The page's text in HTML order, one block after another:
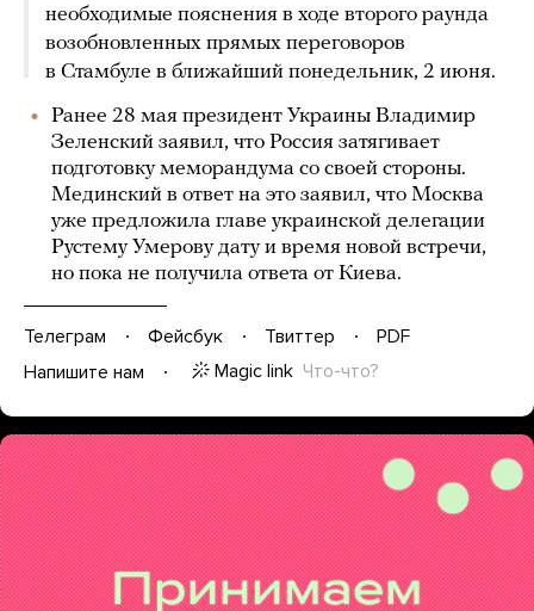
необходимые пояснения в ходе второго раунда
возобновленных прямых переговоров
в Стамбуле в ближайший понедельник, 2 июня.
Ранее 28 мая президент Украины Владимир
Зеленский заявил, что Россия затягивает
подготовку меморандума со своей стороны.
Мединский в ответ на это заявил, что Москва
уже предложила главе украинской делегации
Рустему Умерову дату и время новой встречи,
но пока не получила ответа от Киева.
Телеграм Фейсбук Твиттер
PDF
Напишите нам
Magic link Что-что?